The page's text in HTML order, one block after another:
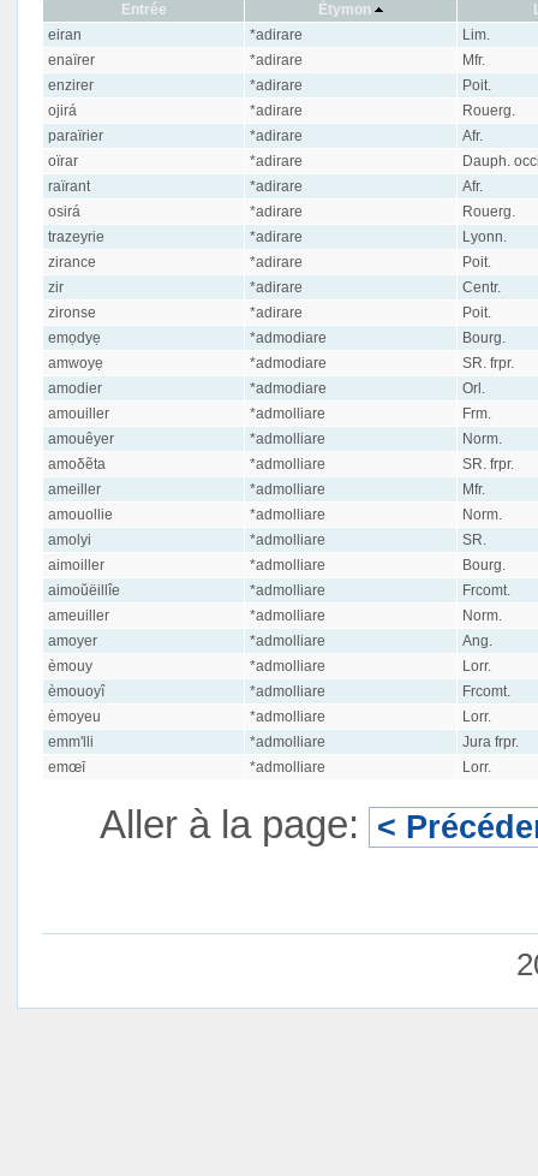
Entrée Étymon
eiran
*adirare
Lim.
enaïrer
*adirare
Mfr.
enzirer
*adirare
Poit.
ojirá
*adirare
Rouerg.
paraïrier
*adirare
Afr.
oïrar
*adirare
Dauph.
raïrant
*adirare
Afr.
osirá
*adirare
Rouerg.
trazeyrie
*adirare
Lyonn.
zirance
*adirare
Poit.
zir
*adirare
Centr.
zironse
*adirare
Poit.
emọdyẹ
*admodiare
Bourg.
amwoyẹ
*admodiare
SR. frpr.
amodier
*admodiare
Orl.
amouiller
*admolliare
Frm.
amouêyer
*admolliare
Norm.
amoδẽta
*admolliare
SR. frpr.
ameiller
*admolliare
Mfr.
amouollie
*admolliare
Norm.
amolyi
*admolliare
SR.
aimoiller
*admolliare
Bourg.
aimoŭëillîe
*admolliare
Frcomt.
ameuiller
*admolliare
Norm.
amoyer
*admolliare
Ang.
èmouy
*admolliare
Lorr.
èmouoyî
*admolliare
Frcomt.
èmoyeu
*admolliare
Lorr.
emm'lli
*admolliare
Jura frpr.
emœī
*admolliare Lorr.
Aller à la page: <